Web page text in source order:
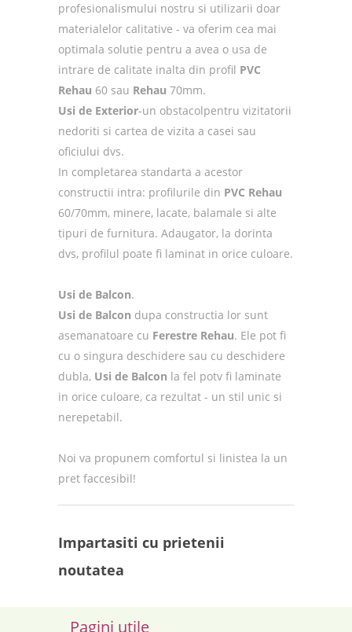
profesionalismului nostru si utilizarii doar
materialelor calitative - va oferim cea mai
optimala solutie pentru a avea o usa de
intrare de calitate inalta din profil PVC
Rehau 60 sau Rehau 70mm.
Usi de Exterior-un obstacolpentru vizitatorii
nedoriti si cartea de vizita a casei sau
oficiului dvs.
In completarea standarta a acestor
constructii intra: profilurile din PVC Rehau
60/70mm, minere, lacate, balamale si alte
tipuri de furnitura. Adaugator, la dorinta
dvs, profilul poate fi laminat in orice culoare.
Usi de Balcon.
Usi de Balcon dupa constructia lor sunt
asemanatoare cu Ferestre Rehau. Ele pot fi
cu o singura deschidere sau cu deschidere
dubla, Usi de Balcon la fel potv fi laminate
in orice culoare, ca rezultat - un stil unic si
nerepetabil.
Noi va propunem comfortul si linistea la un
pret faccesibil!
Impartasiti cu prietenii
noutatea
Pagini utile